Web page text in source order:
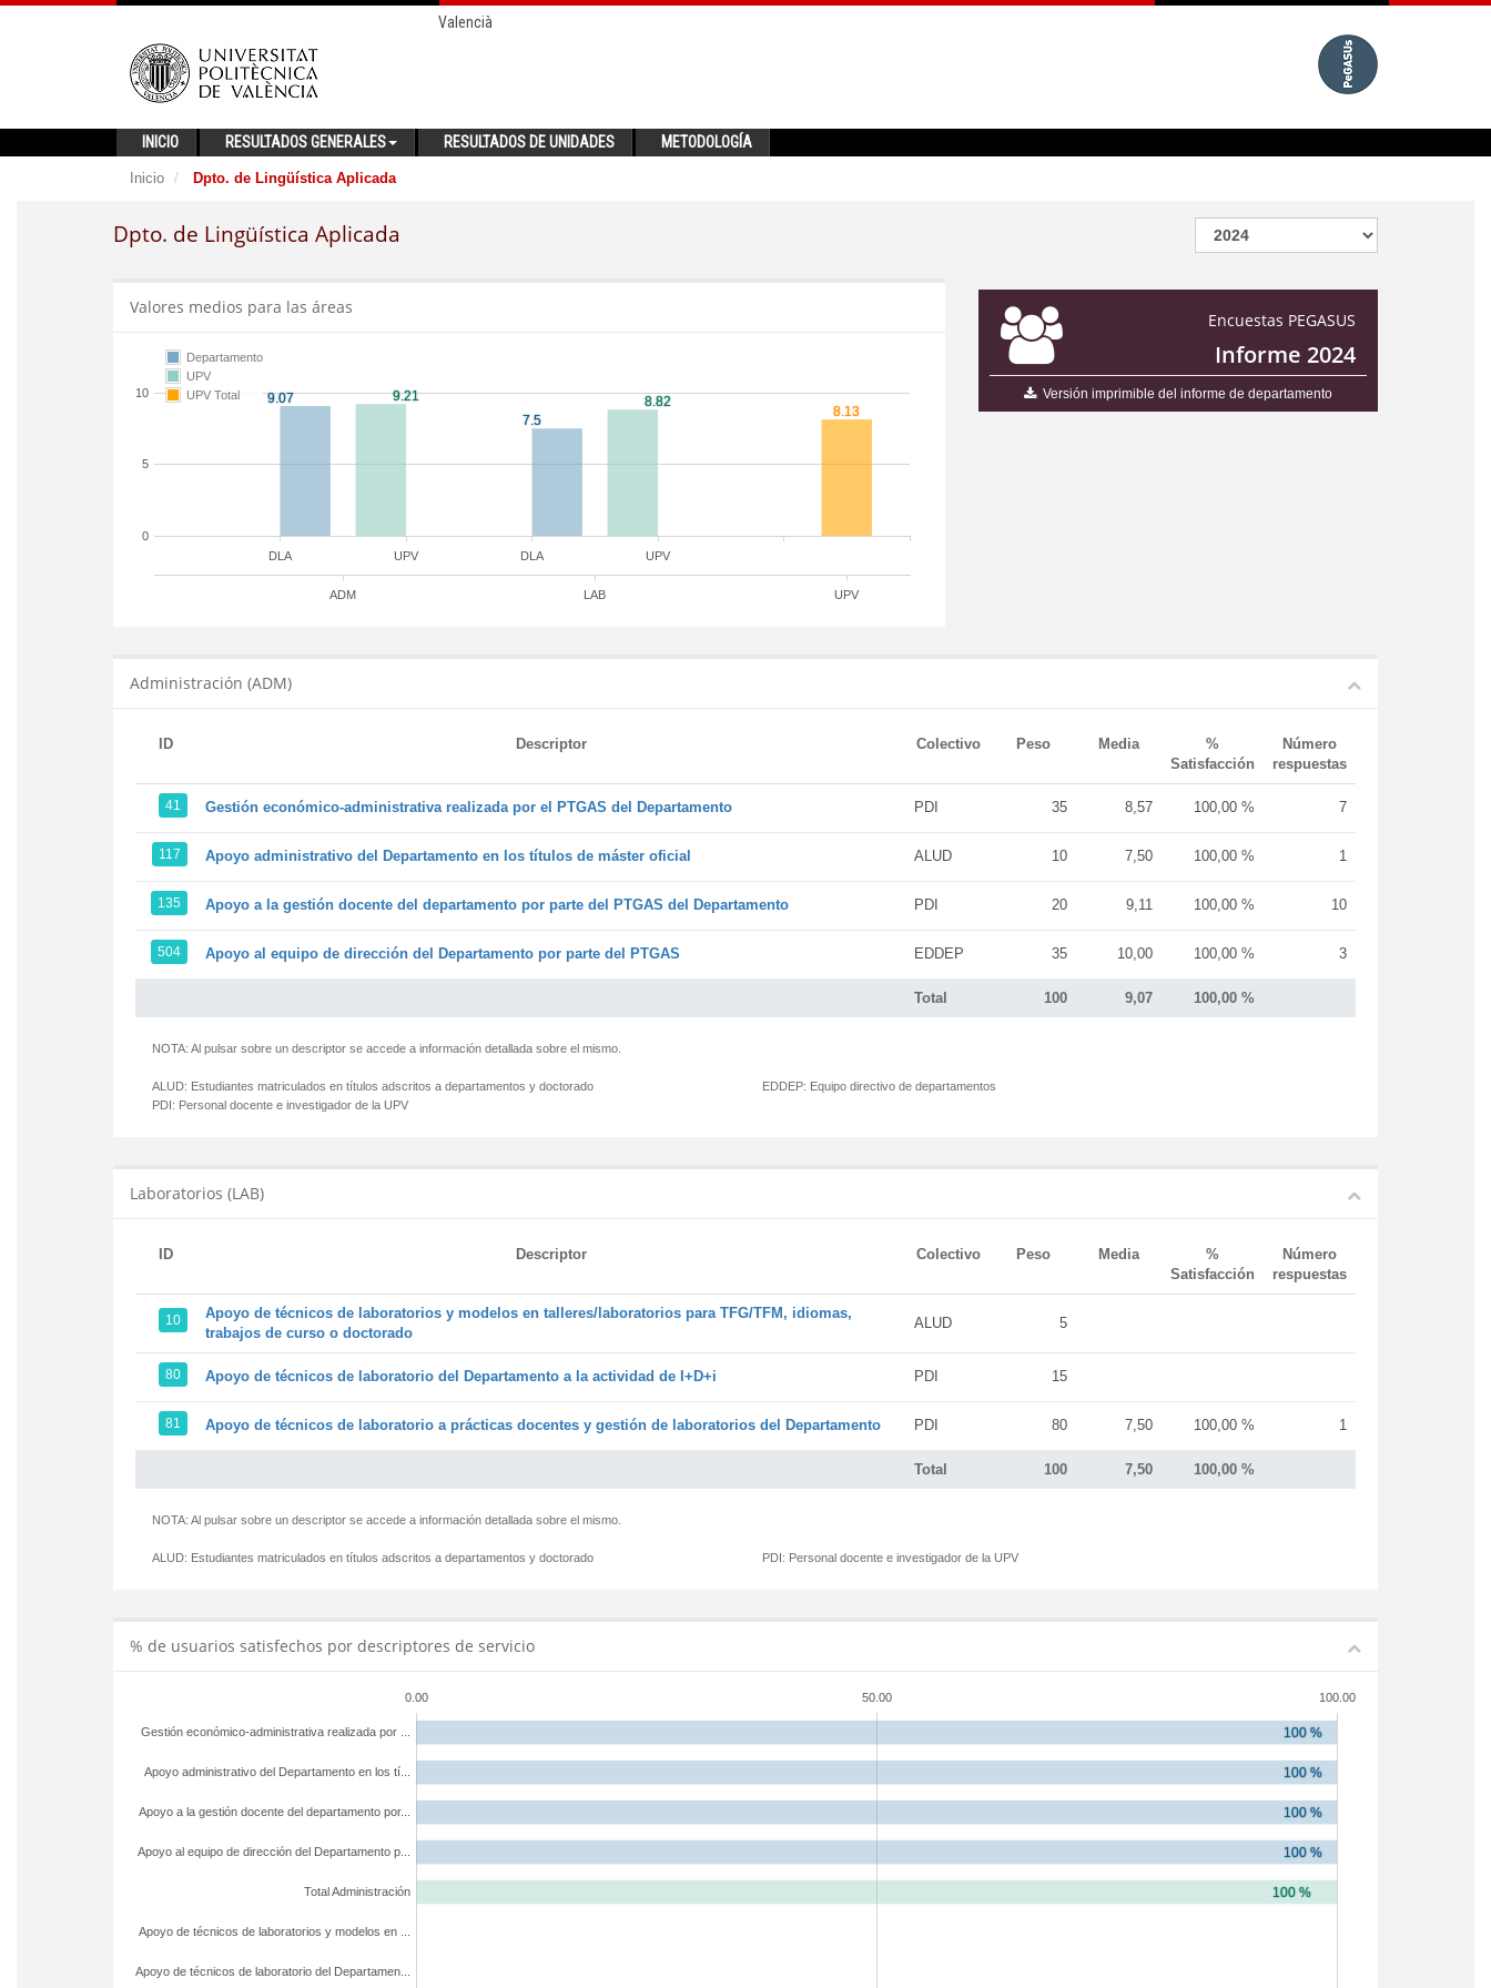
Valencià
INICIO RESULTADOS GENERALES RESULTADOS DE UNIDADES METODOLOGÍA
Inicio Dpto. de Lingüística Aplicada
Dpto. de Lingüística Aplicada
Encuestas PEGASUS
Informe 2024
Versión imprimible del informe de departamento
Valores medios para las áreas
DLA DLA
UPV UPV
ADM LAB UPV
0
5
10
Departamento
UPV
UPV Total
Administración (ADM)
ID Descriptor Colectivo Peso Media
%
Satisfacción
Número
respuestas
Total 100 9,07 100,00 %
41 Gestión económico-administrativa realizada por el PTGAS del Departamento PDI 35 8,57 100,00 % 7
117 Apoyo administrativo del Departamento en los títulos de máster oficial ALUD 10 7,50 100,00 % 1
135 Apoyo a la gestión docente del departamento por parte del PTGAS del Departamento PDI 20 9,11 100,00 % 10
504 Apoyo al equipo de dirección del Departamento por parte del PTGAS EDDEP 35 10,00 100,00 % 3
NOTA: Al pulsar sobre un descriptor se accede a información detallada sobre el mismo.
ALUD: Estudiantes matriculados en títulos adscritos a departamentos y doctorado
PDI: Personal docente e investigador de la UPV
EDDEP: Equipo directivo de departamentos
Laboratorios (LAB)
ID Descriptor Colectivo Peso Media
%
Satisfacción
Número
respuestas
Total 100 7,50 100,00 %
10
Apoyo de técnicos de laboratorios y modelos en talleres/laboratorios para TFG/TFM, idiomas,
trabajos de curso o doctorado
ALUD 5
80 Apoyo de técnicos de laboratorio del Departamento a la actividad de I+D+i PDI 15
81 Apoyo de técnicos de laboratorio a prácticas docentes y gestión de laboratorios del Departamento PDI 80 7,50 100,00 % 1
NOTA: Al pulsar sobre un descriptor se accede a información detallada sobre el mismo.
ALUD: Estudiantes matriculados en títulos adscritos a departamentos y doctorado PDI: Personal docente e investigador de la UPV
% de usuarios satisfechos por descriptores de servicio
0.00 50.00 100.00
Apoyo de técnicos de laboratorio del Departamen...
Apoyo de técnicos de laboratorios y modelos en ...
Total Administración
Apoyo al equipo de dirección del Departamento p...
Apoyo a la gestión docente del departamento por...
Apoyo administrativo del Departamento en los tí...
Gestión económico-administrativa realizada por ...